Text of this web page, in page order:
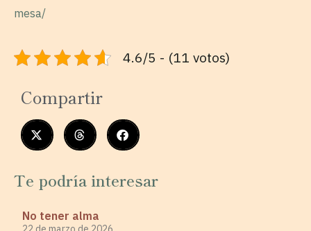
mesa/
4.6/5 - (11 votos)
Compartir
Te podría interesar
No tener alma